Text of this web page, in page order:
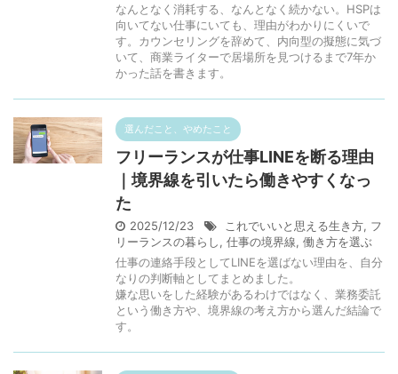
なんとなく消耗する、なんとなく続かない。HSPは
向いてない仕事にいても、理由がわかりにくいで
す。カウンセリングを辞めて、内向型の擬態に気づ
いて、商業ライターで居場所を見つけるまで7年か
かった話を書きます。
選んだこと、やめたこと
フリーランスが仕事LINEを断る理由
｜境界線を引いたら働きやすくなっ
た
2025/12/23 これでいいと思える生き方, フ
リーランスの暮らし, 仕事の境界線, 働き方を選ぶ
仕事の連絡手段としてLINEを選ばない理由を、自分
なりの判断軸としてまとめました。
嫌な思いをした経験があるわけではなく、業務委託
という働き方や、境界線の考え方から選んだ結論で
す。